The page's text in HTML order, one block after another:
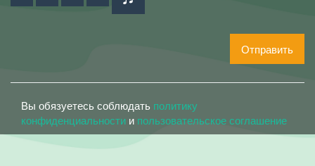
Отправить
Вы обязуетесь соблюдать политику
конфиденциальности и пользовательское соглашение